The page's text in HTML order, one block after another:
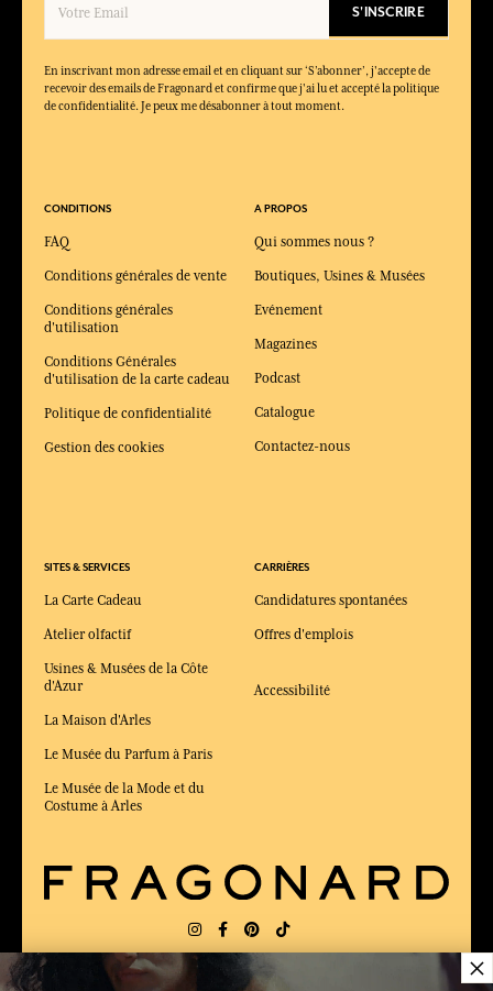
S'INSCRIRE
En inscrivant mon adresse email et en cliquant sur ‘S’abonner’, j'accepte de
recevoir des emails de Fragonard et confirme que j'ai lu et accepté la politique
de confidentialité. Je peux me désabonner à tout moment.
CONDITIONS
FAQ
Conditions générales de vente
Conditions générales
d'utilisation
Conditions Générales
d'utilisation de la carte cadeau
Politique de confidentialité
Gestion des cookies
SITES & SERVICES
La Carte Cadeau
Atelier olfactif
Usines & Musées de la Côte
d'Azur
La Maison d'Arles
Le Musée du Parfum à Paris
Le Musée de la Mode et du
Costume à Arles
A PROPOS
Qui sommes nous ?
Boutiques, Usines & Musées
Evénement
Magazines
Podcast
Catalogue
Contactez-nous
CARRIÈRES
Candidatures spontanées
Offres d'emplois
Accessibilité
×